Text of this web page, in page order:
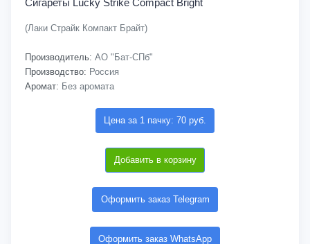
Сигареты Lucky Strike Compact Bright
(Лаки Страйк Компакт Брайт)
Производитель: АО "Бат-СПб"
Производство: Россия
Аромат: Без аромата
Цена за 1 пачку: 70 руб.
Добавить в корзину
Оформить заказ Telegram
Оформить заказ WhatsApp